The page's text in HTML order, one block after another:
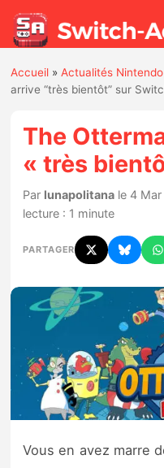
Actualités
Jeux
Hardware
Chiffres de
Rumeurs
Nintendo Direct
Tests et previews
Accueil »Actualités Nintendo
arrive “très bientôt” sur
The
« très
Par lunapolitana le 4
lecture : 1 minute
PARTAGER
Vous en avez marre